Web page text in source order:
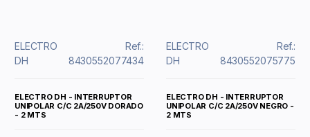
ELECTRO
DH
Ref.:
8430552077434
ELECTRO DH - INTERRUPTOR
UNIPOLAR C/C 2A/250V DORADO
- 2 MTS
ELECTRO
DH
Ref.:
8430552075775
ELECTRO DH - INTERRUPTOR
UNIPOLAR C/C 2A/250V NEGRO -
2 MTS